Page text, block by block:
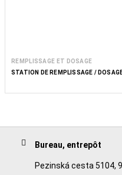
REMPLISSAGE ET DOSAGE
STATION DE REMPLISSAGE /
Bureau, entrepôt
Pezinská cesta 5104,